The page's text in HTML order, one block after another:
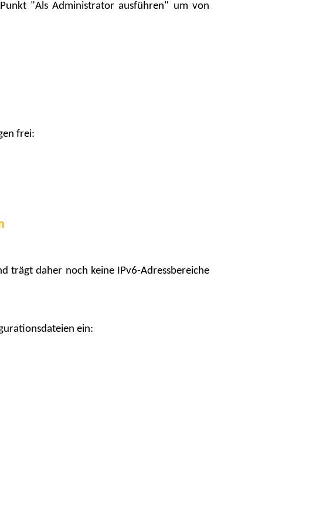
"Als Administrator ausführen" um von
frei:
trägt daher noch keine IPv6-Adressbereiche
ein: